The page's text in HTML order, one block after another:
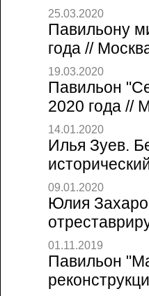
25.03.2020
Павильону
года //
19.03.2020
Павильон
2020 года //
14.01.2020
Илья Зуев.
09.01.2020
Юлия
01.11.2019
Павильон